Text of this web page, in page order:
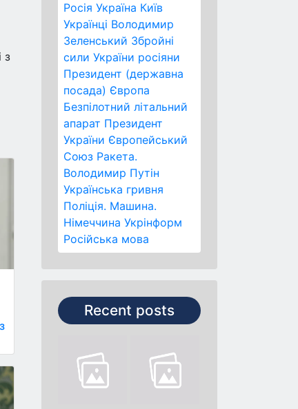
Росія Україна Київ
Українці Володимир
Зеленський Збройні
сили України росіяни
Президент (державна
посада) Європа
Безпілотний літальний
апарат Президент
України Європейський
Союз Ракета.
Володимир Путін
Українська гривня
Поліція. Машина.
Німеччина Укрінформ
Російська мова
Recent posts
з